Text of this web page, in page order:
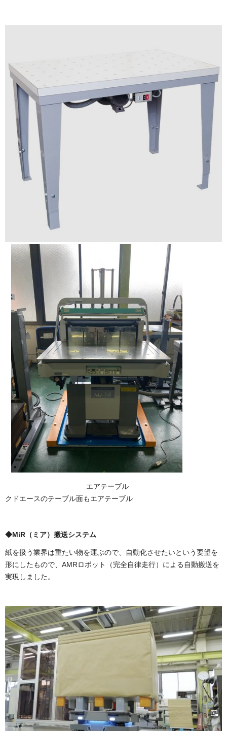
エアテーブル
クドエースのテーブル面もエアテーブル
◆MiR（ミア）搬送システム
紙を扱う業界は重たい物を運ぶので、自動化させたいという要望を
形にしたもので、AMRロボット（完全自律走行）による自動搬送を
実現しました。